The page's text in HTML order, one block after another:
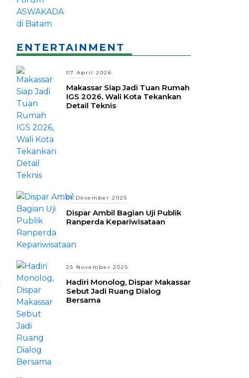
ENTERTAINMENT
07 April 2026
Makassar Siap Jadi Tuan Rumah
IGS 2026, Wali Kota Tekankan
Detail Teknis
01 Desember 2025
Dispar Ambil Bagian Uji Publik
Ranperda Kepariwisataan
25 November 2025
Hadiri Monolog, Dispar Makassar
Sebut Jadi Ruang Dialog
Bersama